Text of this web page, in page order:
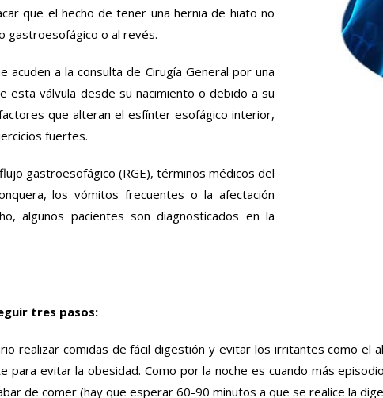
que el hecho de tener una hernia de hiato no
gastroesofágico o al revés.
a la consulta de Cirugía General por una
esta válvula desde su nacimiento o debido a su
que alteran el esfínter esofágico interior,
fuertes.
gastroesofágico (RGE), términos médicos del
los vómitos frecuentes o la afectación
algunos pacientes son diagnosticados en la
tres pasos:
realizar comidas de fácil digestión y evitar los irritantes como el
para evitar la obesidad. Como por la noche es cuando más
de comer (hay que esperar 60-90 minutos a que se realice la